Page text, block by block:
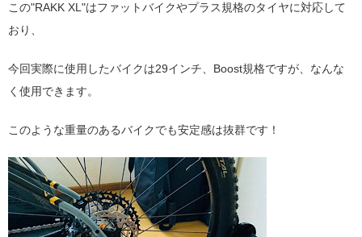
この"RAKK XL"はファットバイクやプラス規格のタイヤに対応して
おり、
今回実際に使用したバイクは29インチ、Boost規格ですが、なんな
く使用できます。
このような重量のあるバイクでも安定感は抜群です！